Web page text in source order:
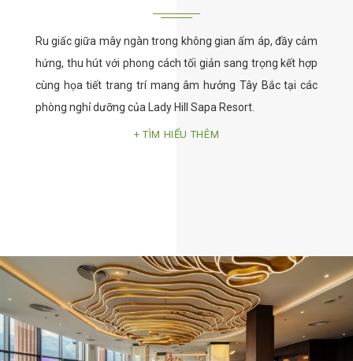
Ru giấc giữa mây ngàn trong không gian ấm áp, đầy cảm
hứng, thu hút với phong cách tối giản sang trọng kết hợp
cùng họa tiết trang trí mang âm hưởng Tây Bắc tại các
phòng nghỉ dưỡng của Lady Hill Sapa Resort.
TÌM HIỂU THÊM